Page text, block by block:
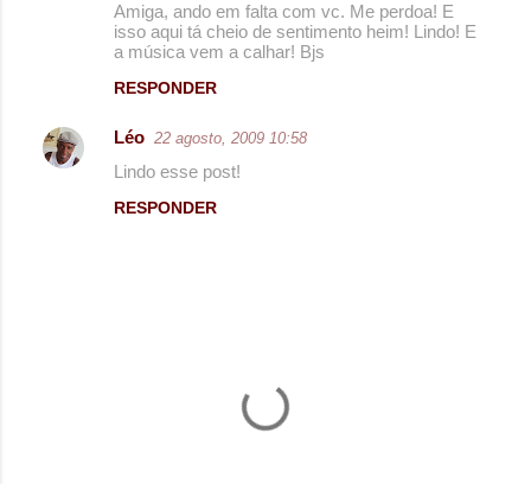
Amiga, ando em falta com vc. Me perdoa! E
isso aqui tá cheio de sentimento heim! Lindo! E
a música vem a calhar! Bjs
RESPONDER
Léo 22 agosto, 2009 10:58
Lindo esse post!
RESPONDER